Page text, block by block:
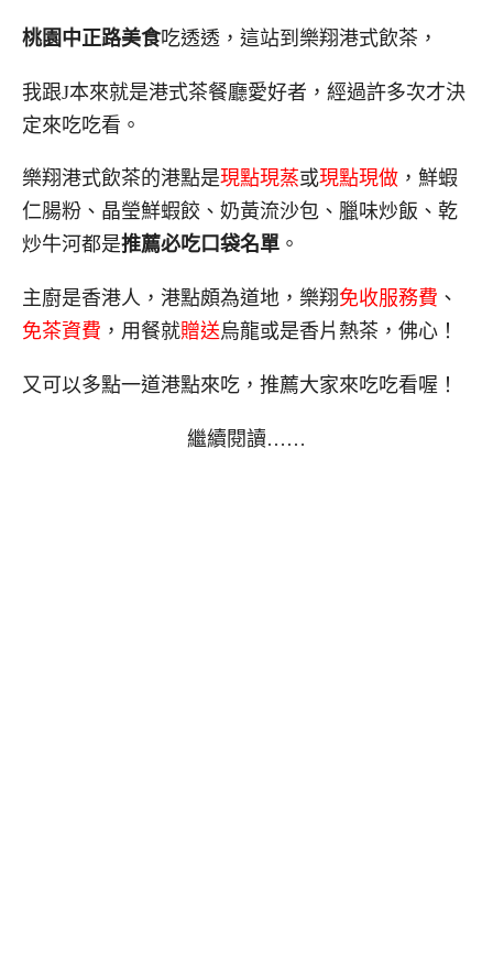
桃園中正路美食吃透透，這站到樂翔港式飲茶，
我跟J本來就是港式茶餐廳愛好者，經過許多次才決
定來吃吃看。
樂翔港式飲茶的港點是現點現蒸或現點現做 ，鮮蝦
仁腸粉、晶瑩鮮蝦餃、奶黃流沙包、臘味炒飯、乾
炒牛河都是推薦必吃口袋名單 。
主廚是香港人，港點頗為道地，樂翔免收服務費 、
免茶資費 ，用餐就贈送烏龍或是香片熱茶，佛心！
又可以多點一道港點來吃，推薦大家來吃吃看喔！
繼續閱讀……